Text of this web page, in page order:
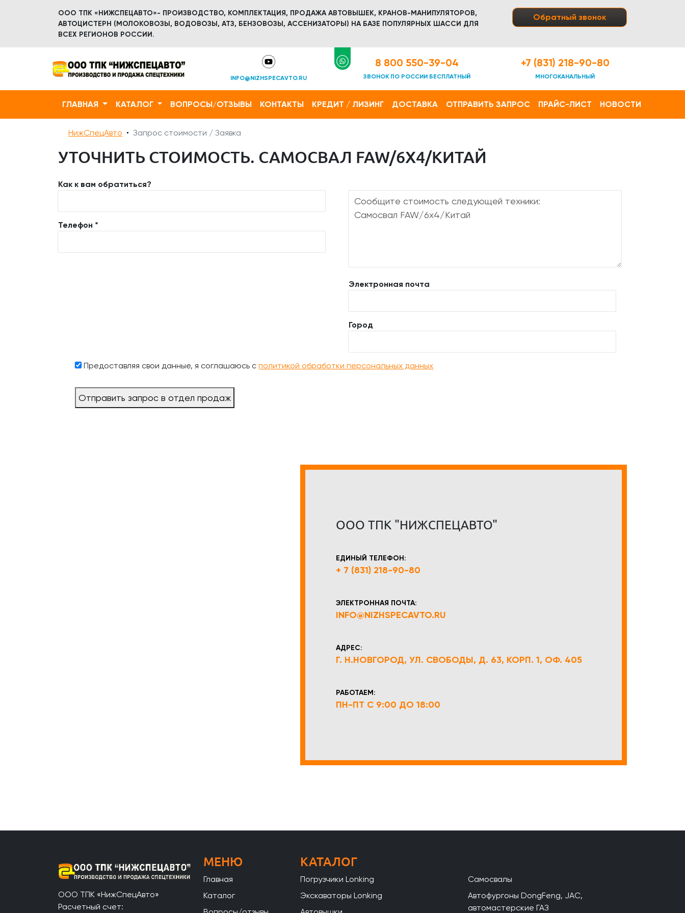
ООО ТПК «НИЖСПЕЦАВТО»- ПРОИЗВОДСТВО, КОМПЛЕКТАЦИЯ, ПРОДАЖА АВТОВЫШЕК, КРАНОВ-МАНИПУЛЯТОРОВ,
АВТОЦИСТЕРН (МОЛОКОВОЗЫ, ВОДОВОЗЫ, АТЗ, БЕНЗОВОЗЫ, АССЕНИЗАТОРЫ) НА БАЗЕ ПОПУЛЯРНЫХ ШАССИ ДЛЯ
ВСЕХ РЕГИОНОВ РОССИИ.
Обратный звонок
INFO@NIZHSPECAVTO.RU
8 800 550-39-04
ЗВОНОК ПО РОССИИ БЕСПЛАТНЫЙ
+7 (831) 218-90-80
МНОГОКАНАЛЬНЫЙ
ГЛАВНАЯ КАТАЛОГ ВОПРОСЫ/ОТЗЫВЫ КОНТАКТЫ КРЕДИТ / ЛИЗИНГ ДОСТАВКА ОТПРАВИТЬ ЗАПРОС ПРАЙС-ЛИСТ НОВОСТИ
НижСпецАвто Запрос стоимости / Заявка
УТОЧНИТЬ СТОИМОСТЬ. САМОСВАЛ FAW/6Х4/КИТАЙ
Как к вам обратиться?
Телефон *
Электронная почта
Город
Предоставляя свои данные, я соглашаюсь сполитикой обработки персональных данных
Отправить запрос в отдел продаж
ООО ТПК "НИЖСПЕЦАВТО"
ЕДИНЫЙ ТЕЛЕФОН:
+ 7 (831) 218-90-80
ЭЛЕКТРОННАЯ ПОЧТА:
INFO@NIZHSPECAVTO.RU
АДРЕС:
Г. Н.НОВГОРОД, УЛ. СВОБОДЫ, Д. 63, КОРП. 1, ОФ. 405
РАБОТАЕМ:
ПН-ПТ С 9:00 ДО 18:00
ООО ТПК «НижСпецАвто»
Расчетный счет:
МЕНЮ
Главная
Каталог
КАТАЛОГ
Погрузчики Lonking
Экскаваторы Lonking
Самосвалы
Автофургоны DongFeng, JAC,
автомастерские ГАЗ